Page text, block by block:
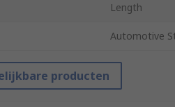
Length
Automotive
producten